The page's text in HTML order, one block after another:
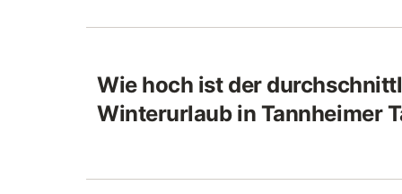
Wie hoch ist der
Winterurlaub in Tannheimer